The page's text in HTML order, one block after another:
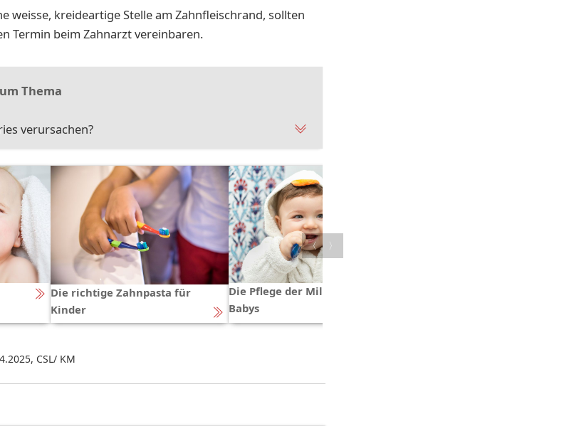
weisse, kreideartige Stelle am Zahnfleischrand, sollten
Termin beim Zahnarzt vereinbaren.
Thema
verursachen?
Die richtige Zahnpasta für
Kinder
Die Pflege der Milchzähne bei
Babys
〈 〉
, CSL/ KM